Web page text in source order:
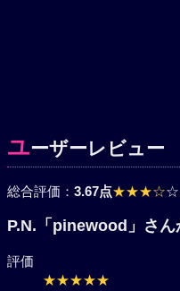
ユーザーレビュー
総合評価： 3.67点★★★☆☆
評価
★★★★★